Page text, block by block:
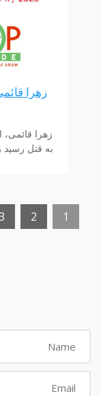
زهرا
زهرا
به قتل
1
2